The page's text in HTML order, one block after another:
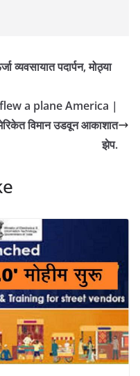
पदार्पन, मोठ्या
a plane America |
विमान उडवून आकाशात
झेप.